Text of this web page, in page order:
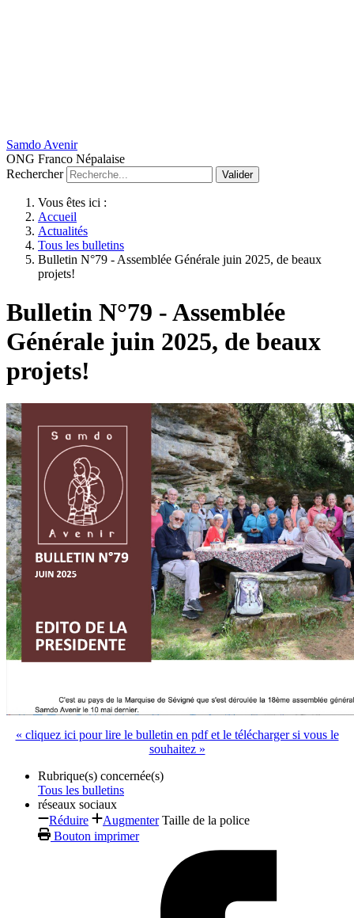
Samdo Avenir
ONG Franco Népalaise
Rechercher
Valider
Vous êtes ici :
Accueil
Actualités
Tous les bulletins
Bulletin N°79 - Assemblée Générale juin 2025, de beaux
projets!
Bulletin N°79 - Assemblée
Générale juin 2025, de beaux
projets!
« cliquez ici pour lire le bulletin en pdf et le télécharger si vous le
souhaitez »
Rubrique(s) concernée(s)
Tous les bulletins
réseaux sociaux
Réduire
Augmenter Taille de la police
Bouton imprimer